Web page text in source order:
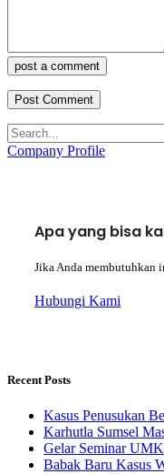
post a comment
Company Profile
Apa yang bisa
Jika Anda membutuhkan
Hubungi Kami
Recent Posts
Kasus Penusukan
Karhutla Sumsel
Gelar Seminar
Babak Baru Kasus